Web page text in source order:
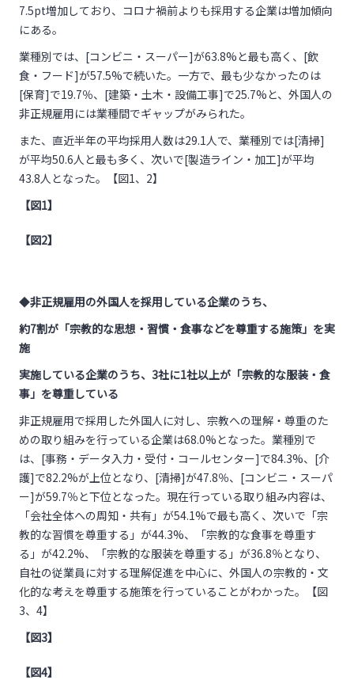
7.5pt増加しており、コロナ禍前よりも採用する企業は増加傾向
にある。
業種別では、[コンビニ・スーパー]が63.8%と最も高く、[飲
食・フード]が57.5%で続いた。一方で、最も少なかったのは
[保育]で19.7％、[建築・土木・設備工事]で25.7%と、外国人の
非正規雇用には業種間でギャップがみられた。
また、直近半年の平均採用人数は29.1人で、業種別では[清掃]
が平均50.6人と最も多く、次いで[製造ライン・加工]が平均
43.8人となった。【図1、2】
【図1】
【図2】
◆非正規雇用の外国人を採用している企業のうち、
約7割が「宗教的な思想・習慣・食事などを尊重する施策」を実
施
実施している企業のうち、3社に1社以上が「宗教的な服装・食
事」を尊重している
非正規雇用で採用した外国人に対し、宗教への理解・尊重のた
めの取り組みを行っている企業は68.0%となった。業種別で
は、[事務・データ入力・受付・コールセンター]で84.3%、[介
護]で82.2%が上位となり、[清掃]が47.8％、[コンビニ・スーパ
ー]が59.7％と下位となった。現在行っている取り組み内容は、
「会社全体への周知・共有」が54.1%で最も高く、次いで「宗
教的な習慣を尊重する」が44.3%、「宗教的な食事を尊重す
る」が42.2%、「宗教的な服装を尊重する」が36.8％となり、
自社の従業員に対する理解促進を中心に、外国人の宗教的・文
化的な考えを尊重する施策を行っていることがわかった。【図
3、4】
【図3】
【図4】